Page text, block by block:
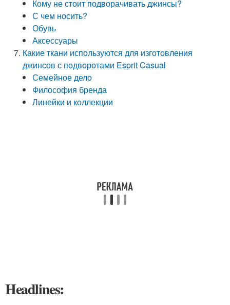
Кому не стоит подворачивать джинсы?
С чем носить?
Обувь
Аксессуары
Какие ткани используются для изготовления
джинсов с подворотами Esprit Casual
Семейное дело
Философия бренда
Линейки и коллекции
Headlines: